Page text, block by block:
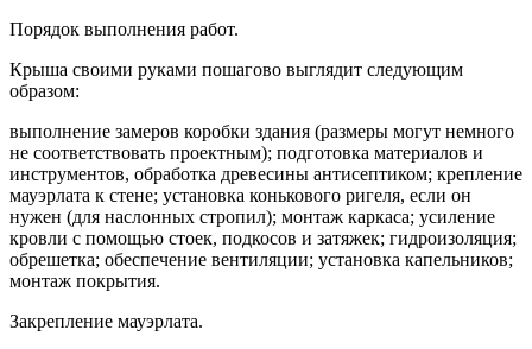
Порядок выполнения работ.
Крыша своими руками пошагово выглядит следующим
образом:
выполнение замеров коробки здания (размеры могут немного
не соответствовать проектным); подготовка материалов и
инструментов, обработка древесины антисептиком; крепление
мауэрлата к стене; установка конькового ригеля, если он
нужен (для наслонных стропил); монтаж каркаса; усиление
кровли с помощью стоек, подкосов и затяжек; гидроизоляция;
обрешетка; обеспечение вентиляции; установка капельников;
монтаж покрытия.
Закрепление мауэрлата.